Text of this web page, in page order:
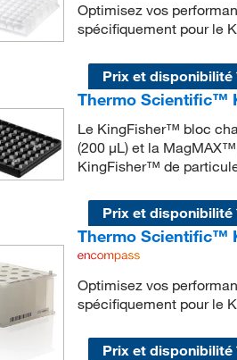
Optimisez vos
spécifiquement pour le
Prix et disponibilité
Thermo Scientific™
Le KingFisher™ bloc
(200 μL) et la
KingFisher™ de
Prix et disponibilité
Thermo Scientific™
Optimisez vos
spécifiquement pour le
Prix et disponibilité